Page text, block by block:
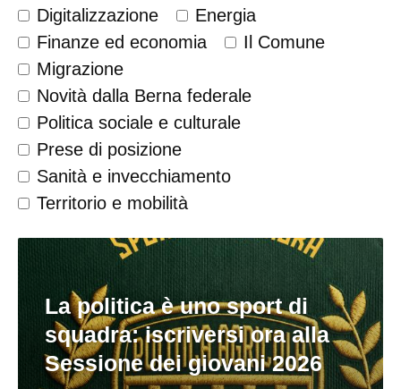
Digitalizzazione
Energia
Finanze ed economia
Il Comune
Migrazione
Novità dalla Berna federale
Politica sociale e culturale
Prese di posizione
Sanità e invecchiamento
Territorio e mobilità
La politica è uno sport di
squadra: iscriversi ora alla
Sessione dei giovani 2026